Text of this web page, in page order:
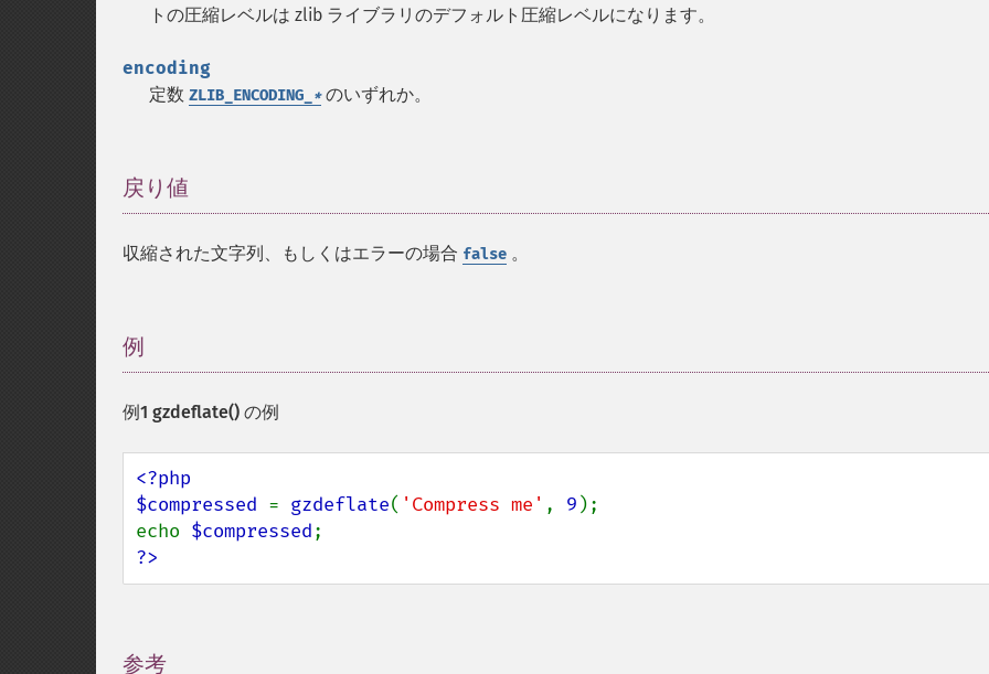
トの圧縮レベルは zlib ライブラリのデフォルト圧縮レベルになります。
encoding
定数 ZLIB_ENCODING_ *のいずれか。
戻り値
収縮された文字列、もしくはエラーの場合 false 。
例
例1 gzdeflate() の例
<?php
$compressed = gzdeflate( 'Compress me' , 9 );
echo $compressed
?>
参考